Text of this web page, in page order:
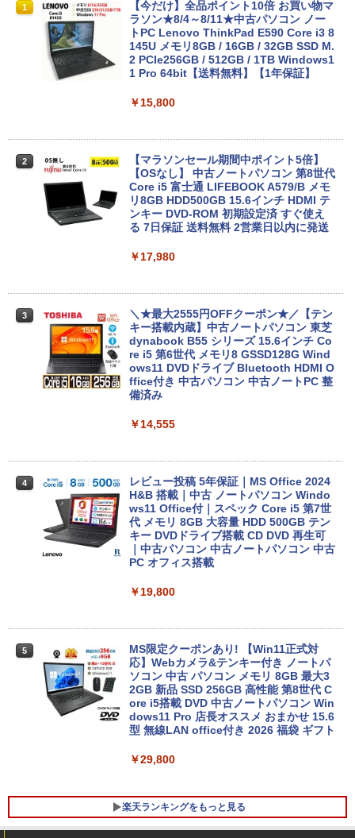
Anker Soundcore P31i ブラック
￥5,990
ラック
￥14,990
レスイヤホン bluetooth イヤホン V12 小型
付き 防水 タッチ式音量調整 スポーツ/通勤/通
学/WEB会議(ホワイト)
￥1,964
Xiaomi シャオミ REDMI Buds 8 Lite ワイヤ
リング ANC 36時間再生
BRUCE WAYNE feat. Flo Milli, ATL Jacob
[Explicit]
￥250
On My Road (Stadium ver.)
￥250
by Amazon 天然水 ラベルレス 500ml ×24本
富士山の天然水 バナジウム含有 水 ミネラル
ウォーター ペットボトル 静岡県産 500ミリリ
by Amazon 天然水ラベルレス 2L×9本
￥1,117
by Amazon 炭酸水 ラベルレス 500ml ×24本
￥1,625
コカ・コーラ やかんの麦茶 from 爽健美茶 ラ
ベルレス 650mlPET×24本
￥2,009
異世界居酒屋「のぶ」(22) (角川コミックス・
エース)
クスDIGITAL)
￥594
コミックスDIGITAL)
スーパーの裏でヤニ吸うふたり 9巻 (デジタル
版ビッグガンガンコミックス)
￥810
1
【今だけ】全品ポイント10倍 お買い物マ
ラソン★8/4～8/11★中古パソコン ノー
トPC Lenovo ThinkPad E590 Core i3 8
145U メモリ8GB / 16GB / 32GB SSD M.
2 PCIe256GB / 512GB / 1TB Windows1
1 Pro 64bit【送料無料】【1年保証】
￥15,800
2
【マラソンセール期間中ポイント5倍】
【OSなし】 中古ノートパソコン 第8世代
Core i5 富士通 LIFEBOOK A579/B メモ
リ8GB HDD500GB 15.6インチ HDMI テ
ンキー DVD-ROM 初期設定済 すぐ使え
る 7日保証 送料無料 2営業日以内に発送
￥17,980
3
＼★最大2555円OFFクーポン★／【テン
キー搭載内蔵】中古ノートパソコン 東芝
dynabook B55 シリーズ 15.6インチ Co
re i5 第6世代 メモリ8 GSSD128G Wind
ows11 DVDドライブ Bluetooth HDMI O
ffice付き 中古パソコン 中古ノートPC 整
備済み
￥14,555
4
レビュー投稿 5年保証｜MS Office 2024
H&B 搭載｜中古 ノートパソコン Windo
ws11 Office付｜スペック Core i5 第7世
代 メモリ 8GB 大容量 HDD 500GB テン
キー DVDドライブ搭載 CD DVD 再生可
｜中古パソコン 中古ノートパソコン 中古
PC オフィス搭載
￥19,800
5
MS限定クーポンあり! 【Win11正式対
応】Webカメラ&テンキー付き ノートパ
ソコン 中古 パソコン メモリ 8GB 最大3
2GB 新品 SSD 256GB 高性能 第8世代 C
ore i5搭載 DVD 中古ノートパソコン Win
dows11 Pro 店長オススメ おまかせ 15.6
型 無線LAN office付き 2026 福袋 ギフト
￥29,800
楽天ランキングをもっと見る